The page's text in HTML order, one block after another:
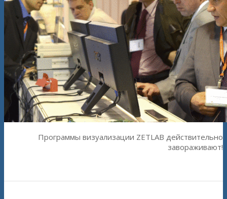
Программы визуализации ZETLAB действительно
завораживают!